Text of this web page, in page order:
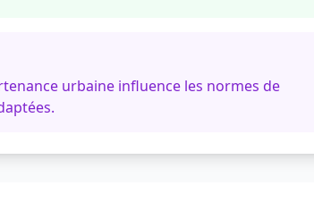
urbaine influence les normes de